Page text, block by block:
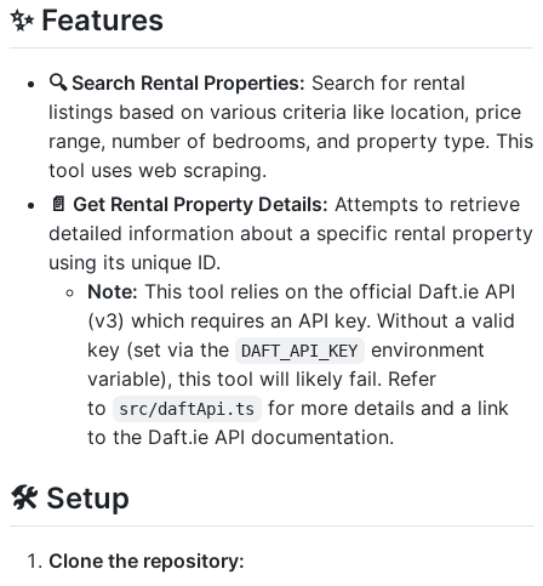
✨ Features
🔍 Search Rental Properties: Search for rental
listings based on various criteria like location, price
range, number of bedrooms, and property type. This
tool uses web scraping.
📄 Get Rental Property Details: Attempts to retrieve
detailed information about a specific rental property
using its unique ID.
Note: This tool relies on the official Daft.ie API
(v3) which requires an API key. Without a valid
key (set via the
DAFT_API_KEY
environment
variable), this tool will likely fail. Refer
to
src/daftApi.ts
for more details and a link
to the Daft.ie API documentation.
🛠️ Setup
Clone the repository: